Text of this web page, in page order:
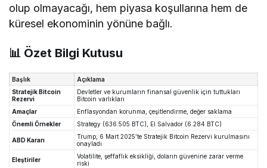
olup olmayacağı, hem piyasa koşullarına hem de
küresel ekonominin yönüne bağlı.
📊 Özet Bilgi Kutusu
Başlık
Açıklama
Stratejik Bitcoin
Rezervi
Devletler ve kurumların finansal güvenlik için tuttukları
Bitcoin varlıkları
Amaçlar
Enflasyondan korunma, çeşitlendirme, değer saklama
Önemli Örnekler
Strategy (636.505 BTC), El Salvador (6.284 BTC)
ABD Kararı
Trump, 6 Mart 2025’te Stratejik Bitcoin Rezervi kurulmasını
onayladı
Eleştiriler
Volatilite, şeffaflık eksikliği, doların güvenine zarar verme
riski